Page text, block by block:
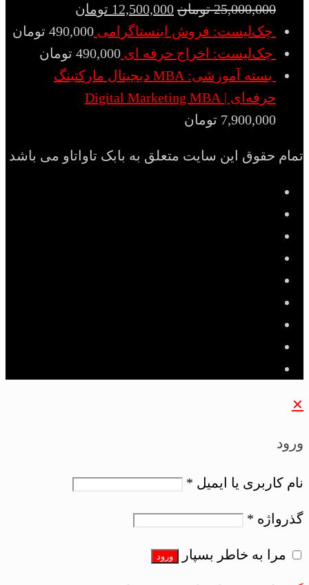
25,000,000 تومان 12,500,000 تومان
چک‌لیست: فروش اینستاگرامی 490,000 تومان
چک‌لیست: اخراج حرفه ای 490,000 تومان
بسته آموزشی: MBA دیجیتال مارکتینگ
حرفه‌ای | Digital Marketing MBA
7,900,000 تومان
تمام حقوق این سایت متعلق به بابک تاواتاو می باشد
✕
ورود
نام کاربری یا ایمیل *
گذرواژه *
مرا به خاطر بسپار ورود